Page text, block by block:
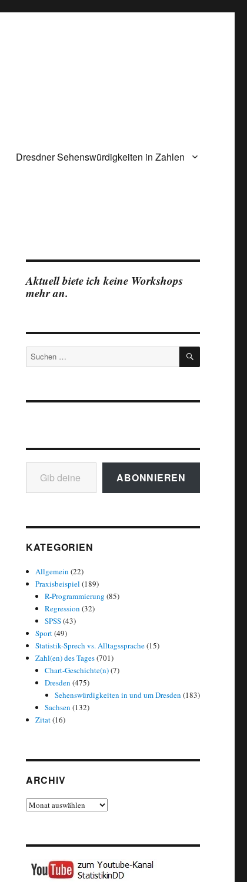
Dresdner Sehenswürdigkeiten in Zahlen
Aktuell biete ich keine Workshops
mehr an.
Suchen
nach:
SUCHEN
Gib deine E-Mail-Adresse ein ...
ABONNIEREN
KATEGORIEN
Allgemein (22)
Praxisbeispiel (189)
R-Programmierung (85)
Regression (32)
SPSS(43)
Sport(49)
Statistik-Sprech vs. Alltagssprache(15)
Zahl(en) des Tages(701)
Chart-Geschichte(n)(7)
Dresden (475)
Sehenswürdigkeiten in und um Dresden (183)
Sachsen (132)
Zitat(16)
ARCHIV
Archiv